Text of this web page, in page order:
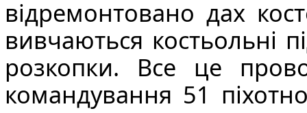
відремонтовано дах
вивчаються костьольні
розкопки. Все це
командування 51